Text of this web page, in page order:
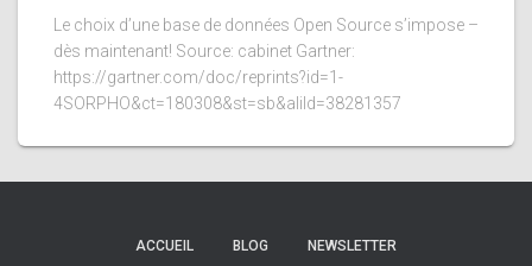
Le choix d’une base de données Open Source s’impose –
dès maintenant! Source: cabinet Gartner:
https://gartner.com/doc/reprints?id=1-
4SORPHO&ct=180308&st=sb&aliId=38281357
ACCUEIL BLOG NEWSLETTER